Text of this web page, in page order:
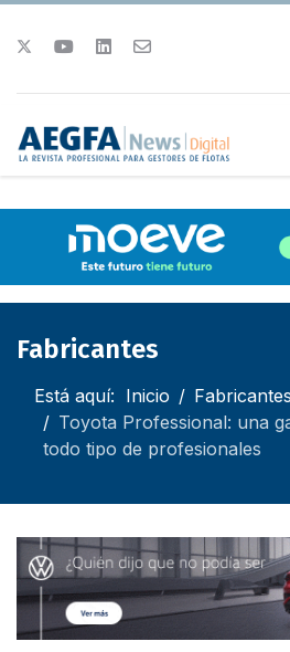
Fabricantes
Está aquí: Inicio
Fabricantes
Toyota Professional: una
todo tipo de profesionales